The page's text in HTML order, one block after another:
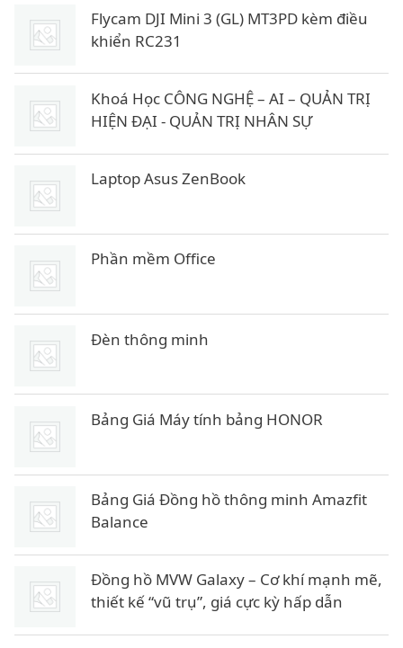
Flycam DJI Mini 3 (GL) MT3PD kèm điều
khiển RC231
Khoá Học CÔNG NGHỆ – AI – QUẢN TRỊ
HIỆN ĐẠI - QUẢN TRỊ NHÂN SỰ
Laptop Asus ZenBook
Phần mềm Office
Đèn thông minh
Bảng Giá Máy tính bảng HONOR
Bảng Giá Đồng hồ thông minh Amazfit
Balance
Đồng hồ MVW Galaxy – Cơ khí mạnh mẽ,
thiết kế “vũ trụ”, giá cực kỳ hấp dẫn